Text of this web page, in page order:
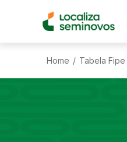
Home / Tabela Fipe